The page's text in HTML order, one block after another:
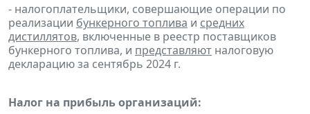
- налогоплательщики, совершающие операции по
реализации бункерного топлива и средних
дистиллятов, включенные в реестр поставщиков
бункерного топлива, и представляют налоговую
декларацию за сентябрь 2024 г.
Налог на прибыль организаций: